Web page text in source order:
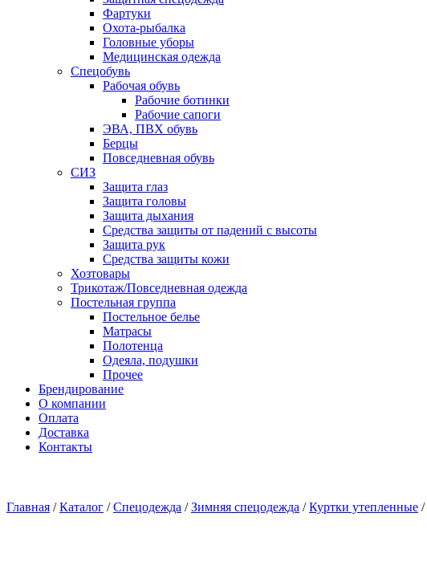
Фартуки
Охота-рыбалка
Головные уборы
Медицинская одежда
Спецобувь
Рабочая обувь
Рабочие ботинки
Рабочие сапоги
ЭВА, ПВХ обувь
Берцы
Повседневная обувь
СИЗ
Защита глаз
Защита головы
Защита дыхания
Средства защиты от падений с высоты
Защита рук
Средства защиты кожи
Хозтовары
Трикотаж/Повседневная одежда
Постельная группа
Постельное белье
Матрасы
Полотенца
Одеяла, подушки
Прочее
Брендирование
О компании
Оплата
Доставка
Контакты
Главная / Каталог / Спецодежда / Зимняя спецодежда / Куртки утепленные /